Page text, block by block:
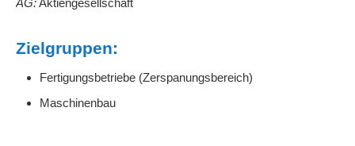
AG:Aktiengesellschaft
Zielgruppen:
Fertigungsbetriebe (Zerspanungsbereich)
Maschinenbau